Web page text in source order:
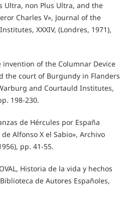
Ultra, non Plus Ultra, and the
Charles V», Journal of the
XXXIV, (Londres, 1971),
invention of the Columnar Device
the court of Burgundy in Flanders
and Courtauld Institutes,
198-230.
de Hércules por España
Alfonso X el Sabio», Archivo
pp. 41-55.
Historia de la vida y hechos
de Autores Españoles,